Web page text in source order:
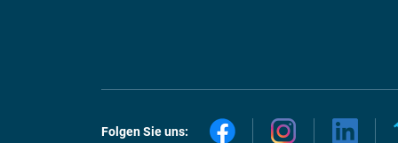
Folgen Sie uns: